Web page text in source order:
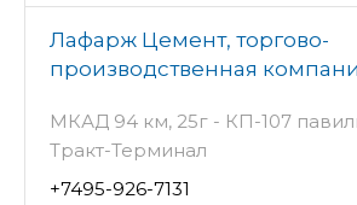
Лафарж Цемент, торгово-
производственная
МКАД 94 км, 25г - КП-107
Тракт-Терминал
+7495-926-7131